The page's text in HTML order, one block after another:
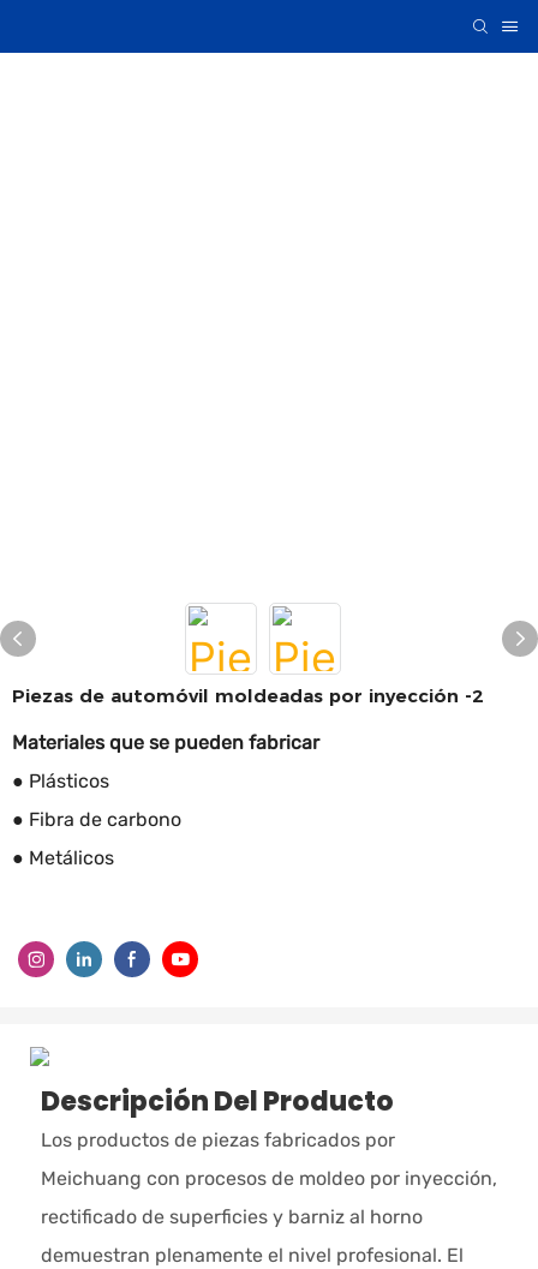
Piezas de automóvil moldeadas por inyección -2
Materiales que se pueden fabricar
● Plásticos
● Fibra de carbono
● Metálicos
Descripción Del Producto
Los productos de piezas fabricados por
Meichuang con procesos de moldeo por inyección,
rectificado de superficies y barniz al horno
demuestran plenamente el nivel profesional. El